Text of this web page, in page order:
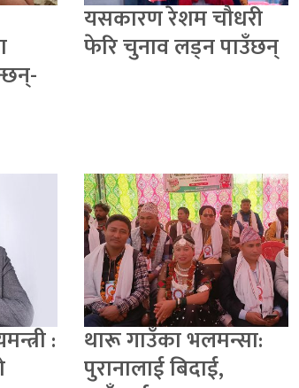
यसकारण रेशम चौधरी
फेरि चुनाव लड्न पाउँछन्
: थारू गाउँका भलमन्सा:
पुरानालाई बिदाई,